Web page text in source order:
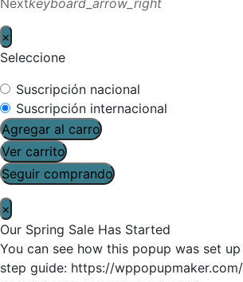
×
Seleccione
Suscripción nacional
Suscripción internacional
Agregar al carro
Ver carrito
Seguir comprando
×
Our Spring Sale Has Started
You can see how this popup was set
step guide: https://